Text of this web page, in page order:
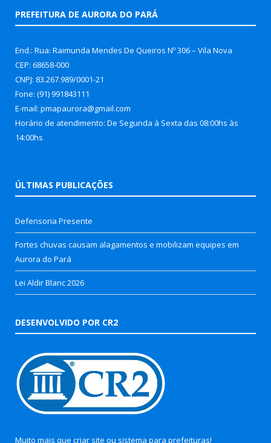
PREFEITURA DE AURORA DO PARÁ
End.: Rua: Raimunda Mendes De Queiros Nº 306 – Vila Nova
CEP: 68658-000
CNPJ: 83.267.989/0001-21
Fone: (91) 991843111
E-mail: pmapaurora@gmail.com
Horário de atendimento: De Segunda à Sexta das 08:00hs às
14:00hs
ÚLTIMAS PUBLICAÇÕES
Defensoria Presente
Fortes chuvas causam alagamentos e mobilizam equipes em
Aurora do Pará
Lei Aldir Blanc 2026
DESENVOLVIDO POR CR2
Muito mais que criar site ou sistema para prefeituras!